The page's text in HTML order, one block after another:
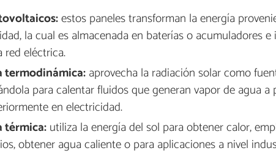
estos paneles transforman la energía
la cual es almacenada en baterías o acumuladores e
red eléctrica.
termodinámica:aprovecha la radiación solar como
para calentar fluidos que generan vapor de agua a
en electricidad.
térmica:utiliza la energía del sol para obtener calor,
obtener agua caliente o para aplicaciones a nivel